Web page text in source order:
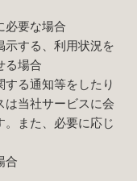
必要な場合
する、利用状況を
る場合
る通知等をしたり
当社サービスに会
。また、必要に応じ
合